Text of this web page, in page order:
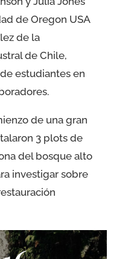
de Oregon USA
de la
de Chile,
estudiantes en
de una gran
3 plots de
del bosque alto
investigar sobre